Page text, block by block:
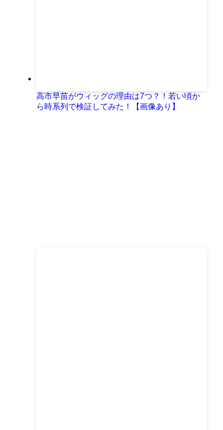
高市早苗がウィッグの理由は7つ？！若い頃か
ら時系列で検証してみた！【画像あり】